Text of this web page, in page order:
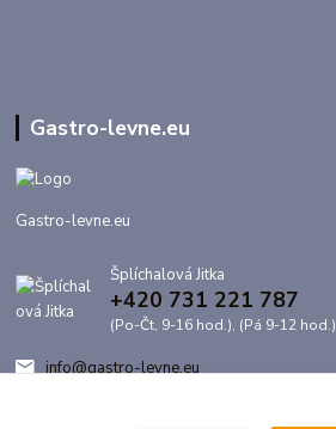
Gastro-levne.eu
Gastro-levne.eu
Šplíchalová Jitka
+420 731 221 787
(Po-Čt, 9-16 hod.), (Pá 9-12 hod.)
info@gastro-levne.eu